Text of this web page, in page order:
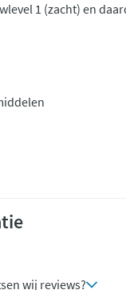
1 (zacht) en
wij reviews?